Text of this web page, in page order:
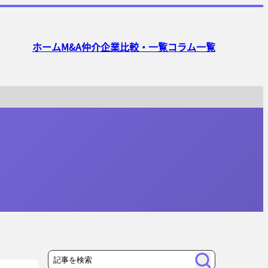
ホームM&A仲介企業比較・一覧コラム一覧
検
検